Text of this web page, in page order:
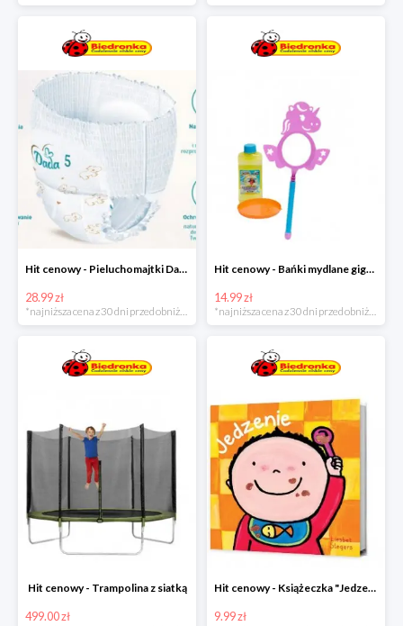
Hit cenowy - Pieluchomajtki Dada Pants
28.99 zł
Hit cenowy - Bańki mydlane gigant lub płyn uzupełniający
14.99 zł
Hit cenowy - Trampolina z siatką
499.00 zł
Hit cenowy - Książeczka "Jedzenie"
9.99 zł